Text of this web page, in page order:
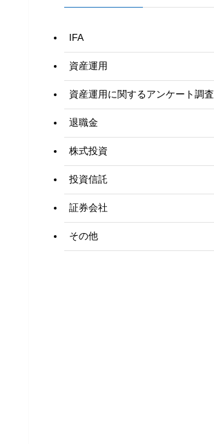
IFA
資産運用
資産運用に関するアンケート調査
退職金
株式投資
投資信託
証券会社
その他